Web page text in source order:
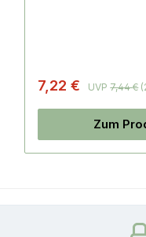
7,22 € UVP7,44 €
Zum